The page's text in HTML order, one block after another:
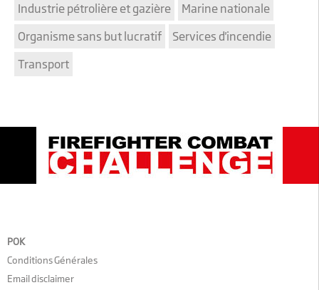
Industrie pétrolière et gazière
Marine nationale
Organisme sans but lucratif
Services d'incendie
Transport
POK
Conditions Générales
Email disclaimer